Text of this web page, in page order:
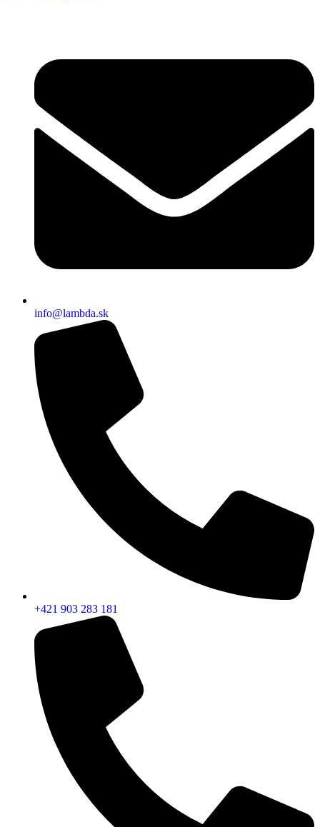
info@lambda.sk
+421 903 283 181